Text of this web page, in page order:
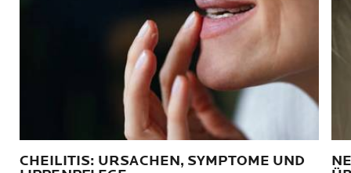
CHEILITIS: URSACHEN, SYMPTOME UND